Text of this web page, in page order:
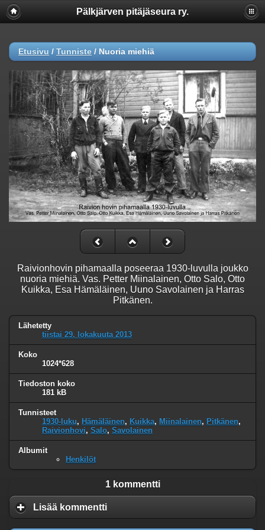
Pälkjärven pitäjäseura ry.
Etusivu / Tunniste / Nuoria miehiä
Raivionhovin pihamaalla poseeraa 1930-luvulla joukko
nuoria miehiä. Vas. Petter Miinalainen, Otto Salo, Otto
Kuikka, Esa Hämäläinen, Uuno Savolainen ja Harras
Pitkänen.
Lähetetty
tiistai 29. lokakuuta 2013
Koko
1024*628
Tiedoston koko
181 kB
Tunnisteet
1930-luku, Hämäläinen, Kuikka, Miinalainen, Pitkänen,
Raivionhovi, Salo, Savolainen
Albumit
Henkilöt
1 kommentti
Lisää kommentti